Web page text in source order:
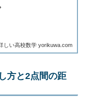
しい高校数学 yorikuwa.com
方と2点間の距